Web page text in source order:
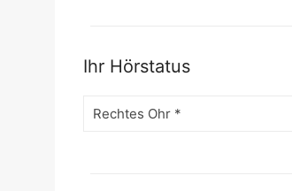
Ihr Hörstatus